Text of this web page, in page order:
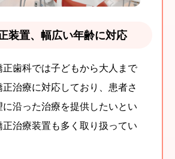
装置、幅広い年齢に対応
正歯科では子どもから大人まで
治療に対応しており、患者さ
沿った治療を提供したいとい
正治療装置も多く取り扱ってい